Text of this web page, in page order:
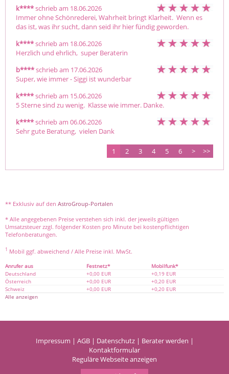
k****schrieb am 18.06.2026
Immer ohne Schönrederei, Wahrheit bringt Klarheit.  Wenn es
das ist, was ihr sucht, dann seid ihr hier fündig geworden.
k****schrieb am 18.06.2026
Herzlich und ehrlich,  super Beraterin
b****schrieb am 17.06.2026
Super, wie immer - Siggi ist wunderbar
k****schrieb am 15.06.2026
5 Sterne sind zu wenig.  Klasse wie immer. Danke.
k****schrieb am 06.06.2026
Sehr gute Beratung,  vielen Dank
1 2 3 4 5 6 > >>
** Exklusiv auf den AstroGroup-Portalen
* Alle angegebenen Preise verstehen sich inkl. der jeweils gültigen
Umsatzsteuer zzgl. folgender Kosten pro Minute bei kostenpflichtigen
Telefonberatungen.
1 Mobil ggf. abweichend / Alle Preise inkl. MwSt.
Anrufer aus Festnetz*
Mobilfunk*
Deutschland
+0,00 EUR
+0,19 EUR
Österreich
+0,00 EUR
+0,20 EUR
Schweiz
+0,00 EUR
+0,20 EUR
Alle anzeigen
Impressum | AGB| Datenschutz| Berater werden |
Kontaktformular
Reguläre Webseite anzeigen